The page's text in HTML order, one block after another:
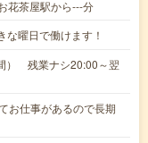
花茶屋駅から---分
曜日で働けます！
） 残業ナシ20:00～翌
お仕事があるので長期